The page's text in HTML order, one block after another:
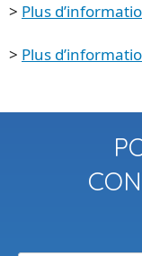
> Plus
> Plus